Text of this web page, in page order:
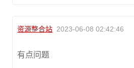
资源整合站 2023-06-08 02:42:46
有点问题